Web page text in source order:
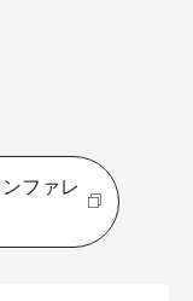
ファレ